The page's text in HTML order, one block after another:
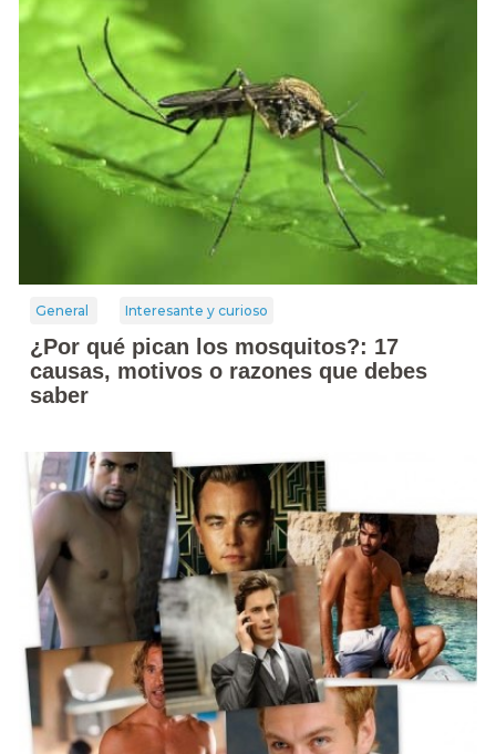
General Interesante y curioso
¿Por qué pican los mosquitos?: 17
causas, motivos o razones que debes
saber